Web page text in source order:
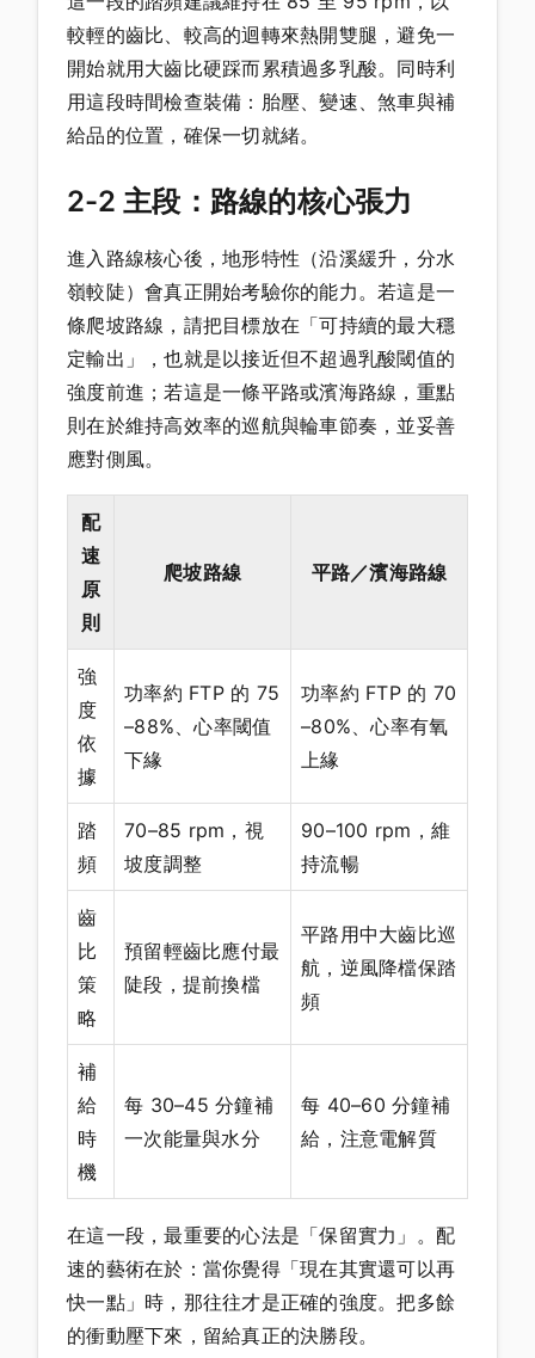
較輕的齒比、較高的迴轉來熱開雙腿，避免一
開始就用大齒比硬踩而累積過多乳酸。同時利
用這段時間檢查裝備：胎壓、變速、煞車與補
給品的位置，確保一切就緒。
2-2 主段：路線的核心張力
進入路線核心後，地形特性（沿溪緩升，分水
嶺較陡）會真正開始考驗你的能力。若這是一
條爬坡路線，請把目標放在「可持續的最大穩
定輸出」，也就是以接近但不超過乳酸閾值的
強度前進；若這是一條平路或濱海路線，重點
則在於維持高效率的巡航與輪車節奏，並妥善
應對側風。
配
速
原
則
爬坡路線 平路／濱海路線
強
度
依
據
功率約 FTP 的 75
–88%、心率閾值
下緣
功率約 FTP 的 70
–80%、心率有氧
上緣
踏
頻
70–85 rpm，視
坡度調整
90–100 rpm，維
持流暢
齒
比
策
略
預留輕齒比應付最
陡段，提前換檔
平路用中大齒比巡
航，逆風降檔保踏
頻
補
給
時
機
每 30–45 分鐘補
一次能量與水分
每 40–60 分鐘補
給，注意電解質
在這一段，最重要的心法是「保留實力」。配
速的藝術在於：當你覺得「現在其實還可以再
快一點」時，那往往才是正確的強度。把多餘
的衝動壓下來，留給真正的決勝段。